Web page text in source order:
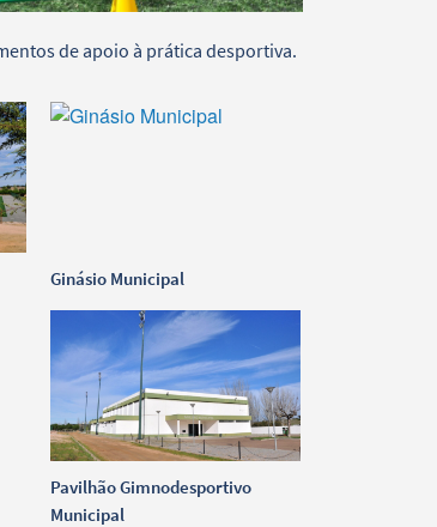
de apoio à prática desportiva.
Ginásio Municipal
Pavilhão Gimnodesportivo
Municipal